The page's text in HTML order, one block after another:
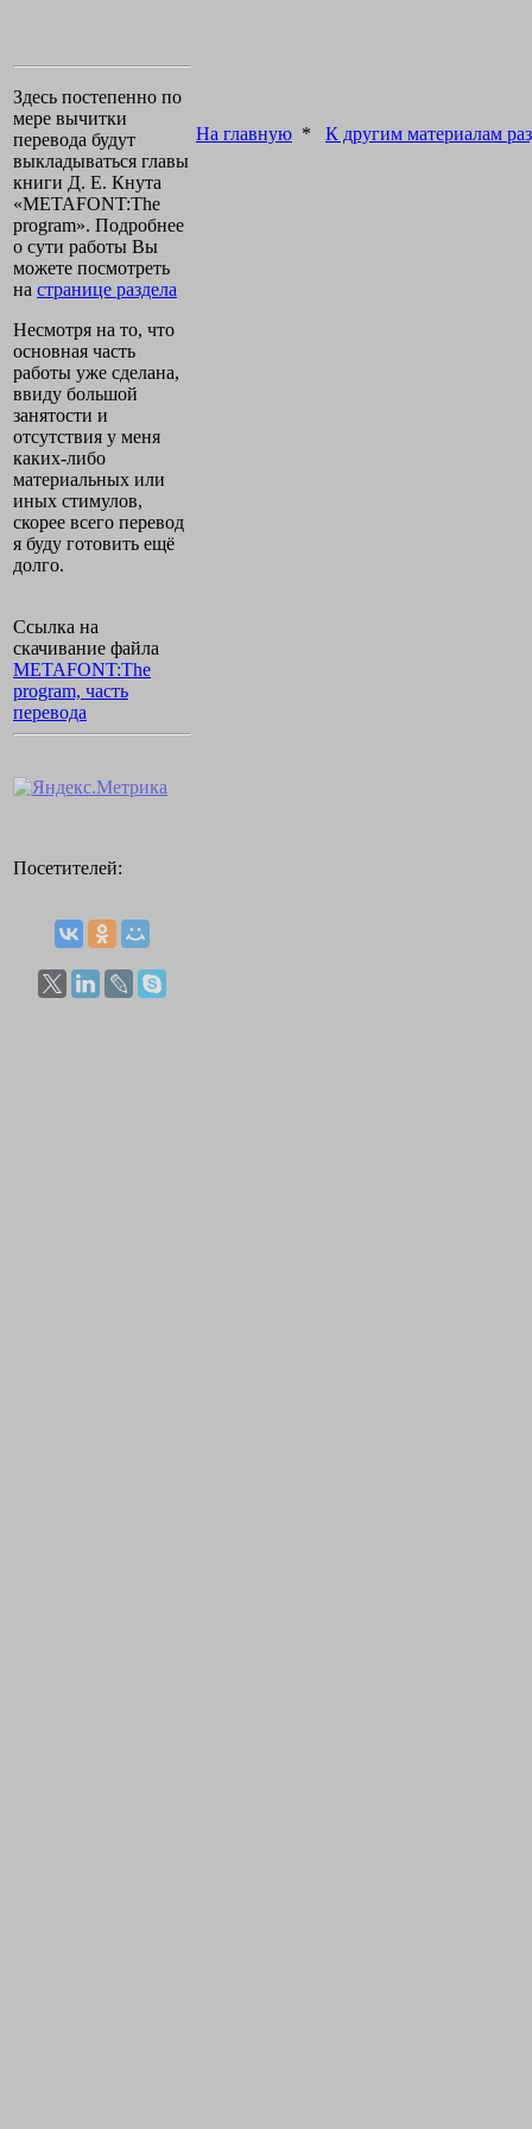
Здесь постепенно по
мере вычитки
перевода будут
выкладываться главы
книги Д. Е. Кнута
«METAFONT:The
program». Подробнее
о сути работы Вы
можете посмотреть
на странице раздела
Несмотря на то, что
основная часть
работы уже сделана,
ввиду большой
занятости и
отсутствия у меня
каких-либо
материальных или
иных стимулов,
скорее всего перевод
я буду готовить ещё
долго.
Ссылка на
скачивание файла
METAFONT:The
program, часть
перевода
Посетителей:
На главную * К другим материалам